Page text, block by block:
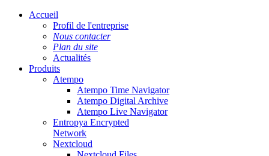
Accueil
Profil de l'entreprise
Nous contacter
Plan du site
Actualités
Produits
Atempo
Atempo Time Navigator
Atempo Digital Archive
Atempo Live Navigator
Entropya Encrypted
Network
Nextcloud